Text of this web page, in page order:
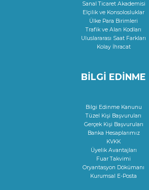
Sanal Ticaret Akademisi
Elçilik ve Konsolosluklar
Ülke Para Birimleri
Trafik ve Alan Kodları
Uluslararası Saat Farkları
Kolay İhracat
BİLGİ EDİNME
Bilgi Edinme Kanunu
Tüzel Kişi Başvuruları
Gerçek Kişi Başvuruları
Banka Hesaplarımız
KVKK
Üyelik Avantajları
Fuar Takvimi
Oryantasyon Dökümanı
Kurumsal E-Posta